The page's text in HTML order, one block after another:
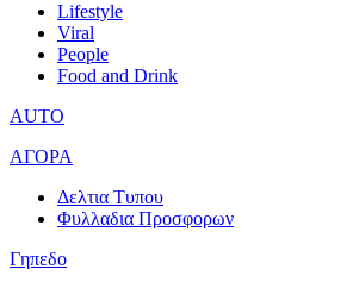
Lifestyle
Viral
People
Food and Drink
AUTO
ΑΓΟΡΑ
Δελτια Τυπου
Φυλλαδια Προσφορων
Γηπεδο